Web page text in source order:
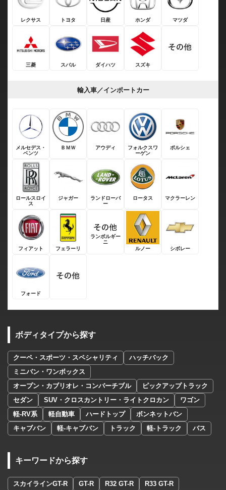
レクサス トヨタ 日産 ホンダ マツダ
三菱 スバル ダイハツ スズキ
輸入車／インポートカー
メルセデス・
ベンツ
ＢＭＷ アウディ
フォルクスワ
ーゲン
ポルシェ
ロールスロイ
ス
ジャガー
ランドローバ
ー
ロータス マクラーレン
フィアット フェラーリ
ランボルギー
ニ
ルノー
シボレー
フォード
ボディタイプから探す
クーペ・スポーツ・スペシャリティ
ハッチバック
ミニバン・ワンボックス
オープン・カブリオレ・コンバーチブル
ピックアップトラック
セダン
SUV・クロスカントリー・ライトクロカン
ワゴン
軽-RV系
軽自動車 ハードトップ
ボンネットバン
キャブバン
軽-キャブバン トラック 軽-トラック バス
キーワードから探す
スカイラインGT-R GT-R R32 GT-R R33 GT-R